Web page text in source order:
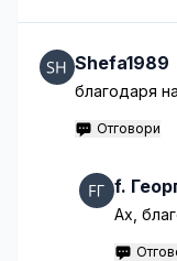
Shefa1989
благодаря
Отговори
f.
Ах,